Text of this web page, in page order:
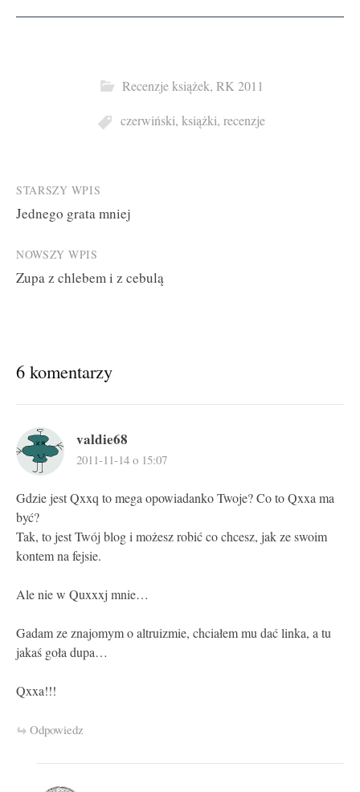
Recenzje książek, RK 2011
czerwiński, książki, recenzje
Post
navigation
STARSZY WPIS
Jednego grata mniej
NOWSZY WPIS
Zupa z chlebem i z cebulą
6 komentarzy
valdie68
2011-11-14 o 15:07
Gdzie jest Qxxq to mega opowiadanko Twoje? Co to Qxxa ma
być?
Tak, to jest Twój blog i możesz robić co chcesz, jak ze swoim
kontem na fejsie.
Ale nie w Quxxxj mnie…
Gadam ze znajomym o altruizmie, chciałem mu dać linka, a tu
jakaś goła dupa…
Qxxa!!!
Odpowiedz